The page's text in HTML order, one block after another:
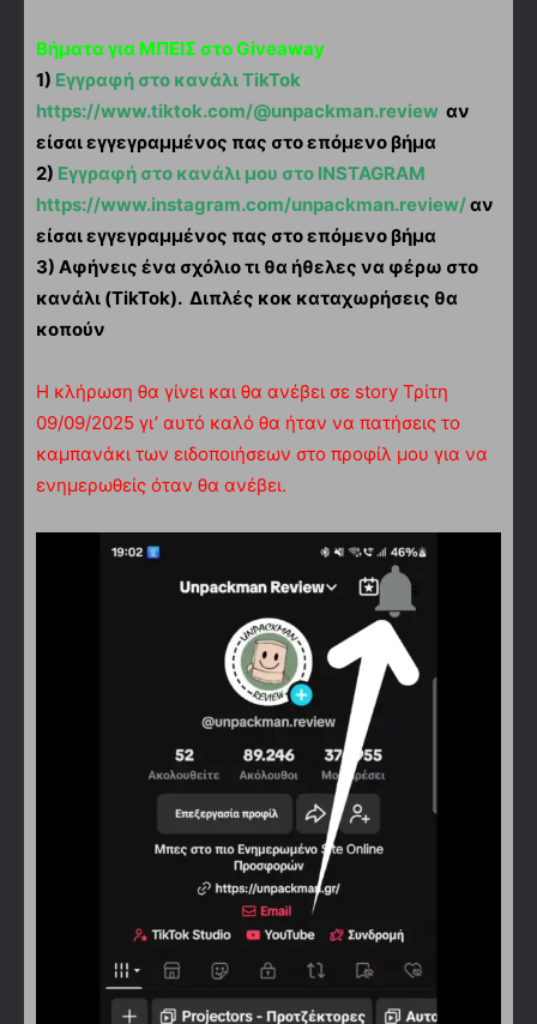
Βήματα για ΜΠΕΙΣ στο Giveaway
1) Εγγραφή στο κανάλι TikTok
https://www.tiktok.com/@unpackman.review αν
είσαι εγγεγραμμένος πας στο επόμενο βήμα
2) Εγγραφή στο κανάλι μου στο INSTAGRAM
https://www.instagram.com/unpackman.review/αν
είσαι εγγεγραμμένος πας στο επόμενο βήμα
3) Αφήνεις ένα σχόλιο τι θα ήθελες να φέρω στο
κανάλι (TikTok). Διπλές κοκ καταχωρήσεις θα
κοπούν
Η κλήρωση θα γίνει και θα ανέβει σε story Τρίτη
09/09/2025 γι’ αυτό καλό θα ήταν να πατήσεις το
καμπανάκι των ειδοποιήσεων στο προφίλ μου για να
ενημερωθείς όταν θα ανέβει.